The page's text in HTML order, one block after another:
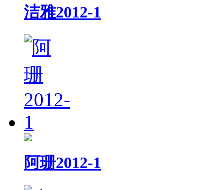
洁雅2012-1
阿珊2012-1